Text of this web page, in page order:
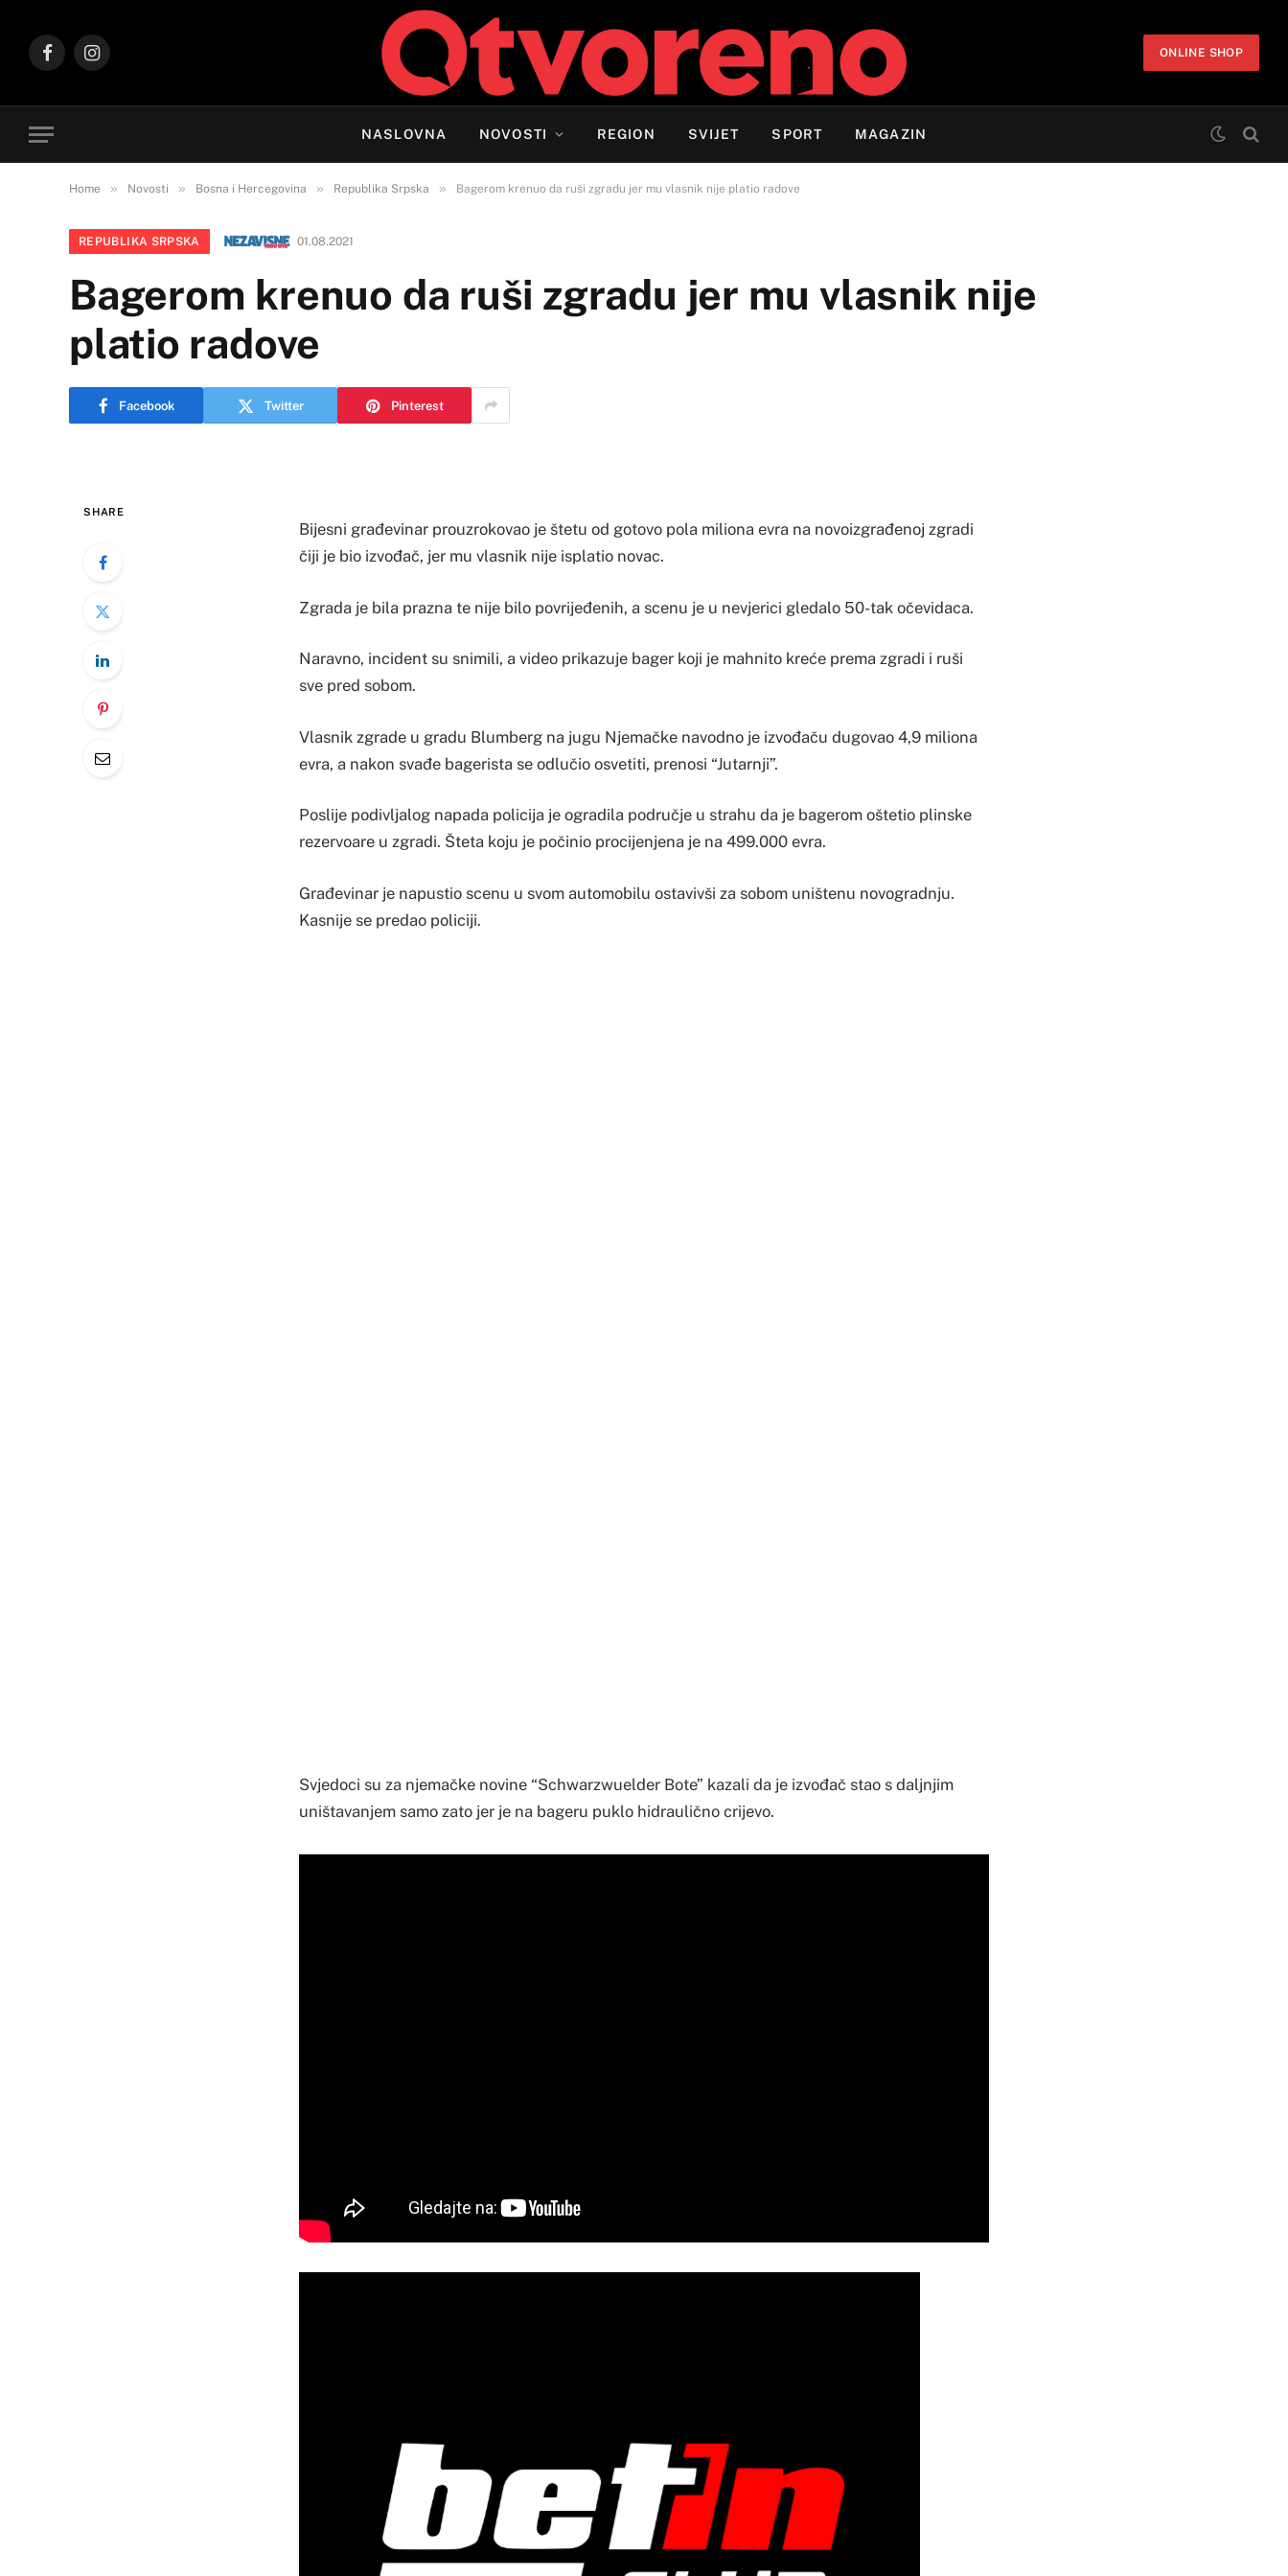
FacebookInstagram
ONLINE SHOP
NASLOVNA NOVOSTI REGION SVIJET SPORT MAGAZIN
Home » Novosti » Bosna i Hercegovina » Republika Srpska » Bagerom krenuo da ruši zgradu jer mu vlasnik nije platio radove
REPUBLIKA SRPSKA 01.08.2021
Bagerom krenuo da ruši zgradu jer mu vlasnik nije
platio radove
Facebook Twitter Pinterest
SHARE
Bijesni građevinar prouzrokovao je štetu od gotovo pola miliona evra na novoizgrađenoj zgradi
čiji je bio izvođač, jer mu vlasnik nije isplatio novac.
Zgrada je bila prazna te nije bilo povrijeđenih, a scenu je u nevjerici gledalo 50-tak očevidaca.
Naravno, incident su snimili, a video prikazuje bager koji je mahnito kreće prema zgradi i ruši
sve pred sobom.
Vlasnik zgrade u gradu Blumberg na jugu Njemačke navodno je izvođaču dugovao 4,9 miliona
evra, a nakon svađe bagerista se odlučio osvetiti, prenosi “Jutarnji”.
Poslije podivljalog napada policija je ogradila područje u strahu da je bagerom oštetio plinske
rezervoare u zgradi. Šteta koju je počinio procijenjena je na 499.000 evra.
Građevinar je napustio scenu u svom automobilu ostavivši za sobom uništenu novogradnju.
Kasnije se predao policiji.
Svjedoci su za njemačke novine “Schwarzwuelder Bote” kazali da je izvođač stao s daljnjim
uništavanjem samo zato jer je na bageru puklo hidraulično crijevo.